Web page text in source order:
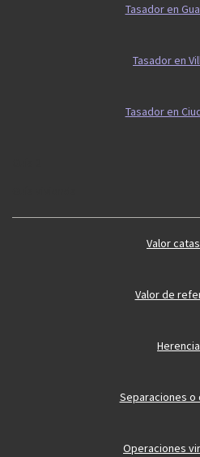
Tasador en
Tasador en
Tasador en
Valor
Valor de
Separaciones o
Operaciones